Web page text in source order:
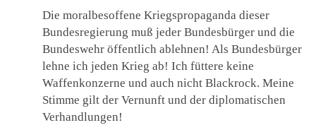
Die moralbesoffene Kriegspropaganda dieser
Bundesregierung muß jeder Bundesbürger und die
Bundeswehr öffentlich ablehnen! Als Bundesbürger
lehne ich jeden Krieg ab! Ich füttere keine
Waffenkonzerne und auch nicht Blackrock. Meine
Stimme gilt der Vernunft und der diplomatischen
Verhandlungen!